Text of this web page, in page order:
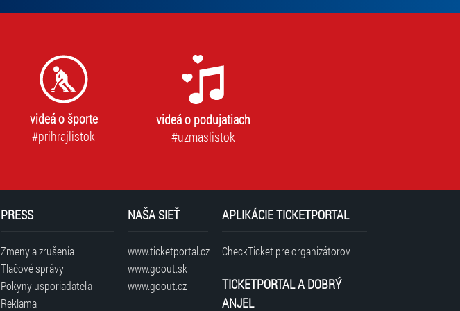
súhlasu
možné
vás
prihlásiť
videá o športe
#prihrajlistok
videá o podujatiach
#uzmaslistok
PRESS
Zmeny a zrušenia
Tlačové správy
Pokyny usporiadateľa
Reklama
NAŠA SIEŤ
www.ticketportal.cz
www.goout.sk
www.goout.cz
APLIKÁCIE TICKETPORTAL
CheckTicket pre organizátorov
TICKETPORTAL A DOBRÝ
ANJEL